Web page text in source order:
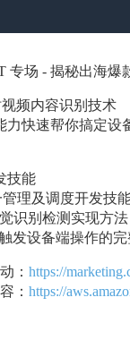
专场 - 揭秘出海
频内容识别技术
快速帮你搞定
技能
理及调度开发技
识别检测实现方法
发设备端操作的
： https://
： https://